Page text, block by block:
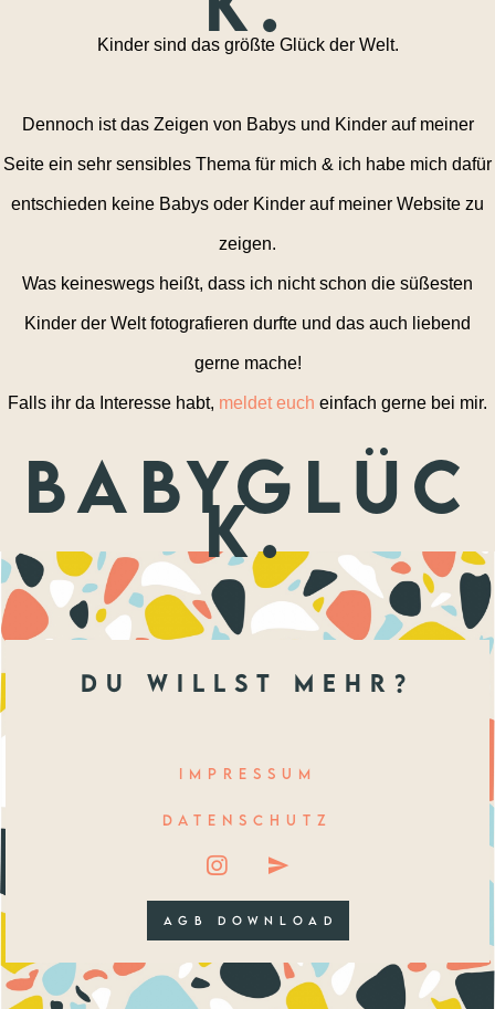
Kinder sind das größte Glück der Welt.
Dennoch ist das Zeigen von Babys und Kinder auf meiner
Seite ein sehr sensibles Thema für mich & ich habe mich dafür
entschieden keine Babys oder Kinder auf meiner Website zu
zeigen.
Was keineswegs heißt, dass ich nicht schon die süßesten
Kinder der Welt fotografieren durfte und das auch liebend
gerne mache!
Falls ihr da Interesse habt, meldet euch einfach gerne bei mir.
Babyglüc
k.
du willst mehr?
IMPRESSUM
DATENSCHUTZ
AGB DOWNLOAD